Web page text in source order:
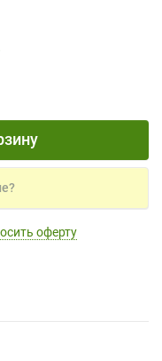
оферту